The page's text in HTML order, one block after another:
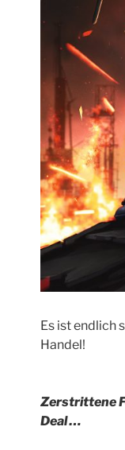
Es ist endlich
Handel!
Zerstrittene
Deal …